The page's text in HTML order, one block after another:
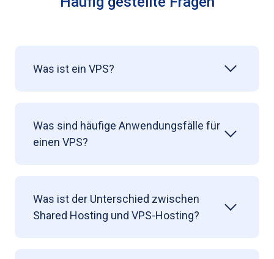
Was ist ein VPS?
Was sind häufige Anwendungsfälle für
einen VPS?
Was ist der Unterschied zwischen
Shared Hosting und VPS-Hosting?